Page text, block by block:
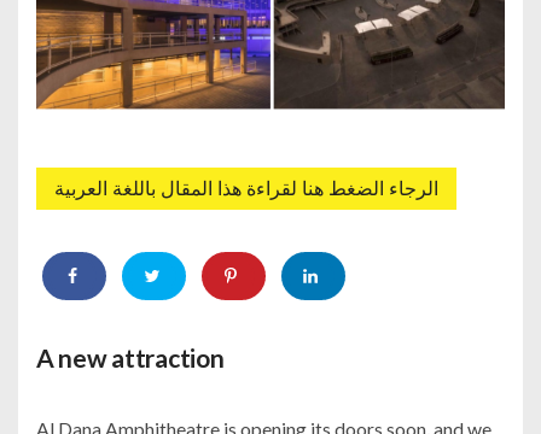
الرجاء الضغط هنا لقراءة هذا المقال باللغة العربية
A new attraction
Al Dana Amphitheatre is opening its doors soon, and we